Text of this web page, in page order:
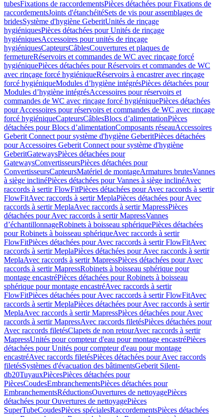
tubesFixations de raccordementsPièces détachées pour Fixations de
raccordementsJoints d'étanchéitéSets de vis pour assemblages de
bridesSystème d'hygiène GeberitUnités de rinçage
hygiéniquesPièces détachées pour Unités de rinçage
hygiéniquesAccessoires pour unités de rinçage
hygiéniquesCapteursCâblesCouvertures et plaques de
fermetureRéservoirs et commandes de WC avec rinçage forcé
hygiéniquePièces détachées pour Réservoirs et commandes de WC
avec rinçage forcé hygiéniqueRéservoirs à encastrer avec rinçage
forcé hygiéniqueModules d’hygiène intégrésPièces détachées pour
Modules d’hygiène intégrésAccessoires pour réservoirs et
commandes de WC avec rinçage forcé hygiéniquePièces détachées
pour Accessoires pour réservoirs et commandes de WC avec rinçage
forcé hygiéniqueCapteursCâblesBlocs d’alimentationPièces
détachées pour Blocs d’alimentationComposants réseauAccessoires
Geberit Connect pour système d'hygiène GeberitPièces détachées
pour Accessoires Geberit Connect pour système d'hygiène
GeberitGatewaysPièces détachées pour
GatewaysConvertisseursPièces détachées pour
ConvertisseursCapteursMatériel de montageArmatures brutesVannes
à siège inclinéPièces détachées pour Vannes à siège inclinéAvec
raccords à sertir FlowFitPièces détachées pour Avec raccords à sertir
FlowFitAvec raccords à sertir MeplaPièces détachées pour Avec
raccords à sertir MeplaAvec raccords à sertir MapressPièces
détachées pour Avec raccords à sertir MapressVannes
d’échantillonnageRobinets à boisseau sphériquePièces détachées
pour Robinets à boisseau sphériqueAvec raccords à sertir
FlowFitPièces détachées pour Avec raccords à sertir FlowFitAvec
raccords à sertir MeplaPièces détachées pour Avec raccords à sertir
MeplaAvec raccords à sertir MapressPièces détachées pour Avec
raccords à sertir MapressRobinets à boisseau sphérique pour
montage encastréPièces détachées pour Robinets à boisseau
sphérique pour montage encastréAvec raccords à sertir
FlowFitPièces détachées pour Avec raccords à sertir FlowFitAvec
raccords à sertir MeplaPièces détachées pour Avec raccords à sertir
MeplaAvec raccords à sertir MapressPièces détachées pour Avec
raccords à sertir MapressAvec raccords filetésPièces détachées pour
Avec raccords filetésClapets de non retourAvec raccords à sertir
MapressUnités pour compteur d'eau pour montage encastréPièces
détachées pour Unités pour compteur d'eau pour montage
encastréAvec raccords filetésPièces détachées pour Avec raccords
filetésSystèmes d'évacuation des bâtimentsGeberit Silent-
db20TuyauxPiècesPièces détachées pour
PiècesCoudesEmbranchementsPièces détachées pour
EmbranchementsRéductionsOuvertures de nettoyagePièces
détachées pour Ouvertures de nettoyagePièces
SuperTubeCoudesPièces spécialesRaccordementsPièces détachées